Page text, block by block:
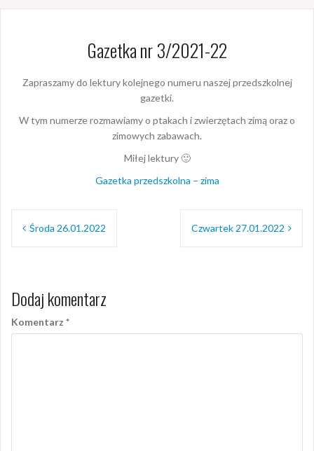
Gazetka nr 3/2021-22
Zapraszamy do lektury kolejnego numeru naszej przedszkolnej
gazetki.
W tym numerze rozmawiamy o ptakach i zwierzętach zimą oraz o
zimowych zabawach.
Miłej lektury 🙂
Gazetka przedszkolna – zima
Nawigacja
Środa 26.01.2022 Czwartek 27.01.2022
Dodaj komentarz
Komentarz *